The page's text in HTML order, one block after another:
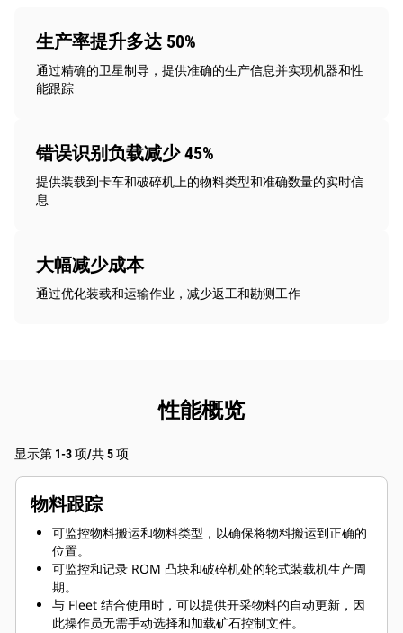
生产率提升多达 50%
通过精确的卫星制导，提供准确的生产信息并实现机器和性
能跟踪
错误识别负载减少 45%
提供装载到卡车和破碎机上的物料类型和准确数量的实时信
息
大幅减少成本
通过优化装载和运输作业，减少返工和勘测工作
性能概览
显示第 1-3 项/共 5 项
物料跟踪
可监控物料搬运和物料类型，以确保将物料搬运到正确的
位置。
可监控和记录 ROM 凸块和破碎机处的轮式装载机生产周
期。
与 Fleet 结合使用时，可以提供开采物料的自动更新，因
此操作员无需手动选择和加载矿石控制文件。